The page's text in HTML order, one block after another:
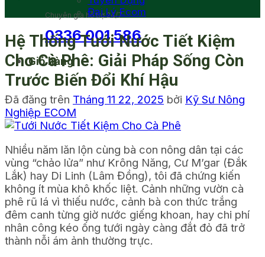
Chuyên gia hỗ trợ 24/7
0336 001 586
Giỏ hàng
Đại Lý Ecom
Hệ Thống Tưới Nước Tiết Kiệm
Cho Cà Phê: Giải Pháp Sống Còn
Trước Biến Đổi Khí Hậu
Đã đăng trên Tháng 11 22, 2025 bởi Kỹ Sư Nông
Nghiệp ECOM
Nhiều năm lăn lộn cùng bà con nông dân tại các
vùng “chảo lửa” như Krông Năng, Cư M’gar (Đắk
Lắk) hay Di Linh (Lâm Đồng), tôi đã chứng kiến
không ít mùa khô khốc liệt. Cảnh những vườn cà
phê rũ lá vì thiếu nước, cảnh bà con thức trắng
đêm canh từng giờ nước giếng khoan, hay chi phí
nhân công kéo ống tưới ngày càng đắt đỏ đã trở
thành nỗi ám ảnh thường trực.